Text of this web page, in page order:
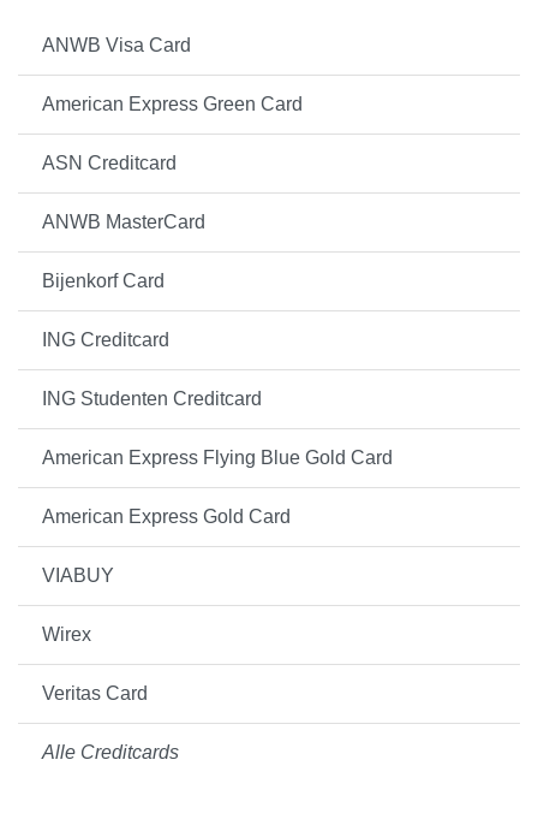
ANWB Visa Card
American Express Green Card
ASN Creditcard
ANWB MasterCard
Bijenkorf Card
ING Creditcard
ING Studenten Creditcard
American Express Flying Blue Gold Card
American Express Gold Card
VIABUY
Wirex
Veritas Card
Alle Creditcards